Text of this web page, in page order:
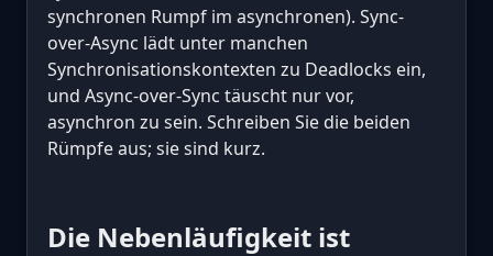
synchronen Rumpf im asynchronen). Sync-
over-Async lädt unter manchen
Synchronisationskontexten zu Deadlocks ein,
und Async-over-Sync täuscht nur vor,
asynchron zu sein. Schreiben Sie die beiden
Rümpfe aus; sie sind kurz.
Die Nebenläufigkeit ist